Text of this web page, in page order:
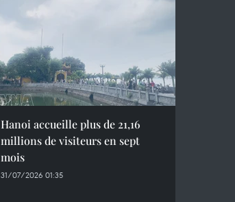
Hanoi accueille plus de 21,16
millions de visiteurs en sept
mois ​
31/07/2026 01:35